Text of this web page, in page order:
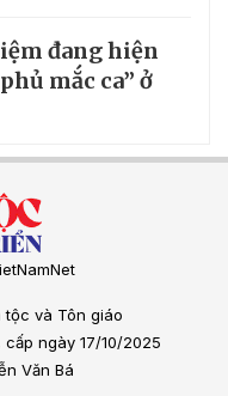
đang hiện
mắc ca” ở
tộc và Tôn giáo
cấp ngày 17/10/2025
Văn Bá